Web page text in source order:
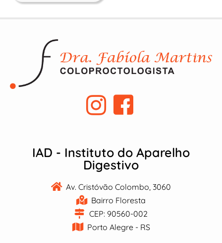
IAD - Instituto do Aparelho
Digestivo
Av. Cristóvão Colombo, 3060
Bairro Floresta
CEP: 90560-002
Porto Alegre - RS